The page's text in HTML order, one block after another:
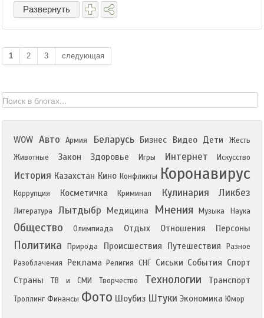
Развернуть
1 2 3 следующая
WOW Авто Армия Беларусь Бизнес Видео Дети
Жесть
Животные
Закон Здоровье Игры Интернет Искусство
История Казахстан Кино Конфликты Коронавирус
Коррупция Косметичка Криминал Кулинария Ликбез
Литература Лытдыбр Медицина Мнения Музыка Наука
Общество Олимпиада Отдых Отношения Персоны
Политика Природа Происшествия Путешествия
Разное
Разоблачения
Реклама Религия СНГ Сиськи События Спорт
Страны
ТВ и СМИ Творчество Технологии Транспорт
Троллинг Финансы Фото Шоубиз Штуки Экономика Юмор